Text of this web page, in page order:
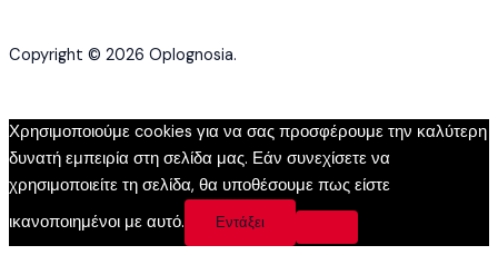
Copyright © 2026 Oplognosia.
Χρησιμοποιούμε cookies για να σας προσφέρουμε την καλύτερη
δυνατή εμπειρία στη σελίδα μας. Εάν συνεχίσετε να
χρησιμοποιείτε τη σελίδα, θα υποθέσουμε πως είστε
ικανοποιημένοι με αυτό.
Εντάξει